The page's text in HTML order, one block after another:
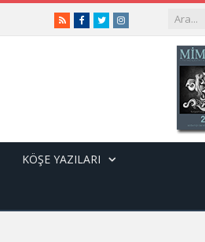
RSSFacebook
TwitterInstagram
KÖŞE YAZILARI